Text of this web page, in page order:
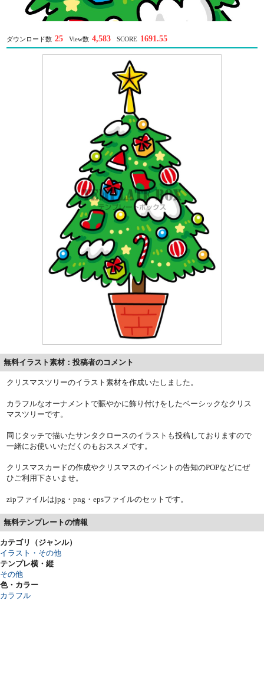
ダウンロード数 25 View数 4,583 SCORE 1691.55
無料イラスト素材：投稿者のコメント
クリスマスツリーのイラスト素材を作成いたしました。
カラフルなオーナメントで賑やかに飾り付けをしたベーシックなクリス
マスツリーです。
同じタッチで描いたサンタクロースのイラストも投稿しておりますので
一緒にお使いいただくのもおススメです。
クリスマスカードの作成やクリスマスのイベントの告知のPOPなどにぜ
ひご利用下さいませ。
zipファイルはjpg・png・epsファイルのセットです。
無料テンプレートの情報
カテゴリ（ジャンル）
イラスト・その他
テンプレ横・縦
その他
色・カラー
カラフル